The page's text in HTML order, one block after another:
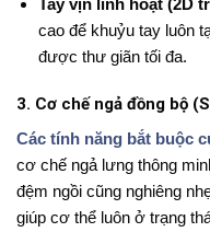
cao để khuỷu tay luôn
được thư giãn tối đa.
3. Cơ chế ngả đồng bộ
Các tính năng bắt buộc
cơ chế ngả lưng thông
đệm ngồi cũng nghiêng
giúp cơ thể luôn ở trạng